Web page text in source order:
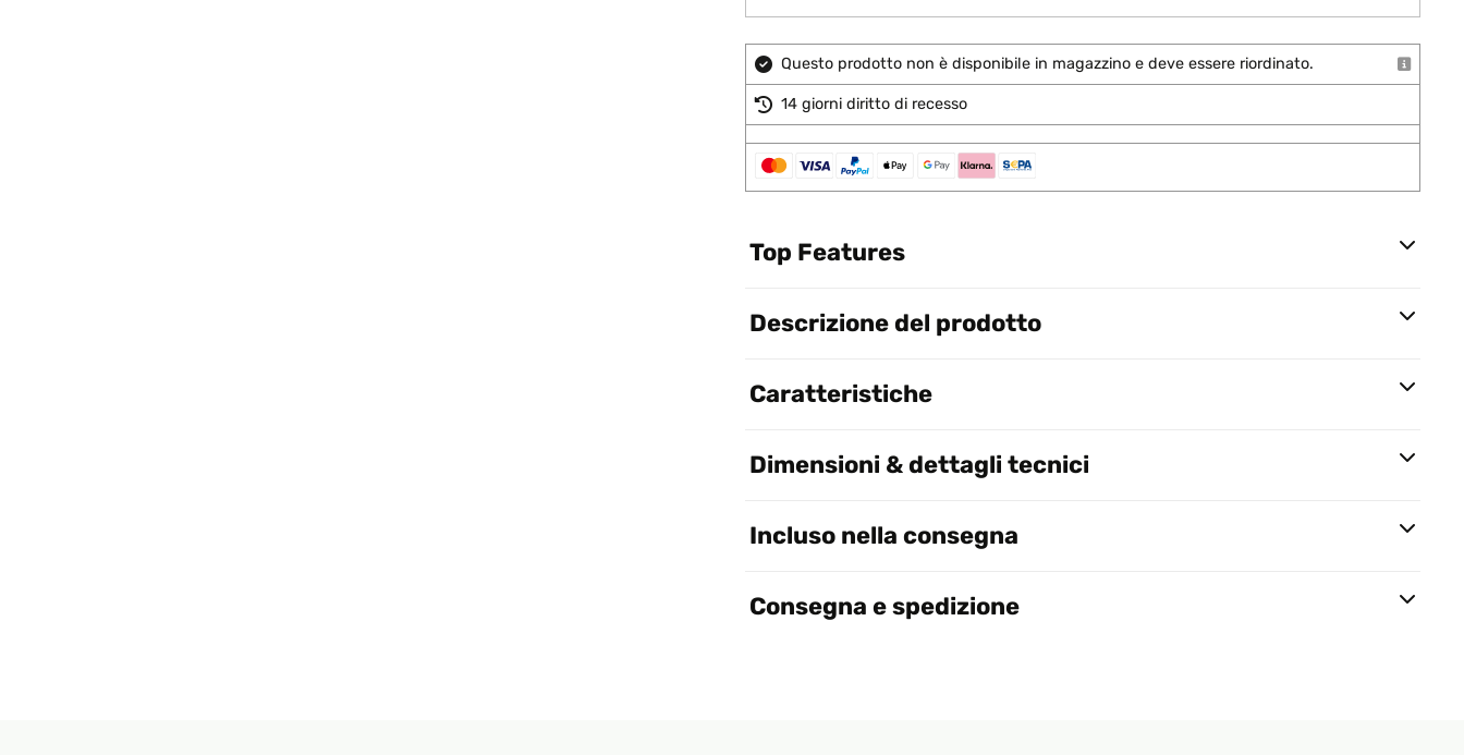
Questo prodotto non è disponibile in magazzino e deve essere riordinato.
14 giorni diritto di recesso
Top Features
Descrizione del prodotto
Caratteristiche
Dimensioni & dettagli tecnici
Incluso nella consegna
Consegna e spedizione